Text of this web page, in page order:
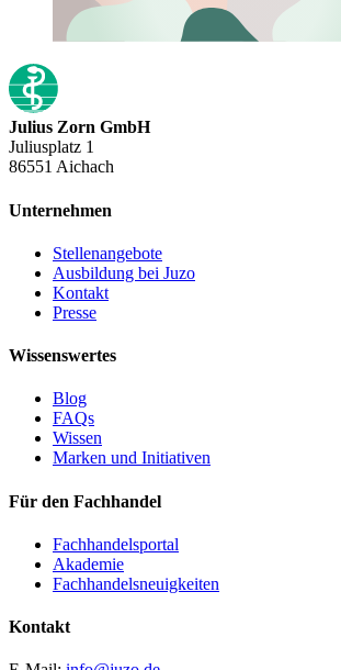
Julius Zorn GmbH
Juliusplatz 1
86551 Aichach
Unternehmen
Stellenangebote
Ausbildung bei Juzo
Kontakt
Presse
Wissenswertes
Blog
FAQs
Wissen
Marken und Initiativen
Für den Fachhandel
Fachhandelsportal
Akademie
Fachhandelsneuigkeiten
Kontakt